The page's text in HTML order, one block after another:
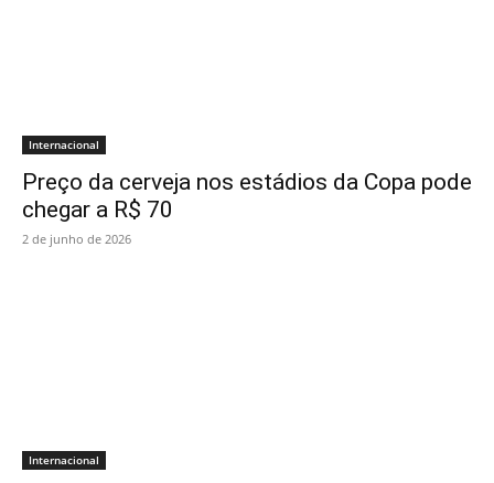
Internacional
Preço da cerveja nos estádios da Copa pode
chegar a R$ 70
2 de junho de 2026
Internacional